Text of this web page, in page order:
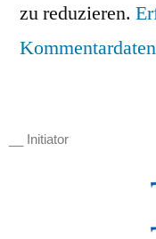
zu reduzieren.
__ Initiator